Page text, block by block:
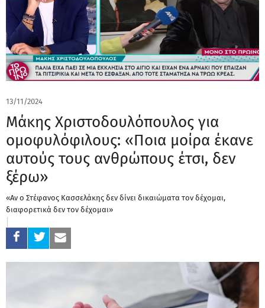
13/11/2024
Μάκης Χριστοδουλόπουλος για
ομοφυλόφιλους: «Ποια μοίρα έκανε
αυτούς τους ανθρώπους έτσι, δεν
ξέρω»
«Αν ο Στέφανος Κασσελάκης δεν δίνει δικαιώματα τον δέχομαι,
διαφορετικά δεν τον δέχομαι»